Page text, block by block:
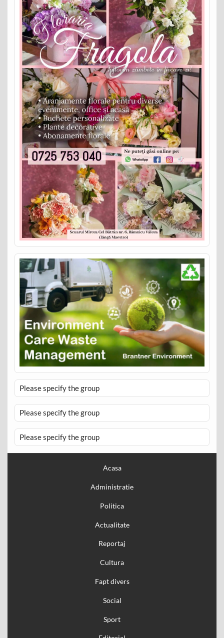
Please specify the group
Please specify the group
Please specify the group
Acasa
Administratie
Politica
Actualitate
Reportaj
Cultura
Fapt divers
Social
Sport